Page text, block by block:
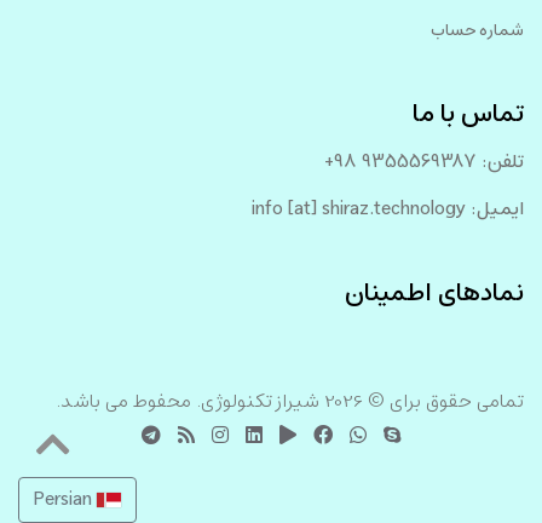
شماره حساب
تماس با ما
تلفن: 9355569387 98+
ایمیل:‌ info [at] shiraz.technology
نمادهای اطمینان
تمامی حقوق برای © 2026 شیراز تکنولوژی. محفوط می باشد.